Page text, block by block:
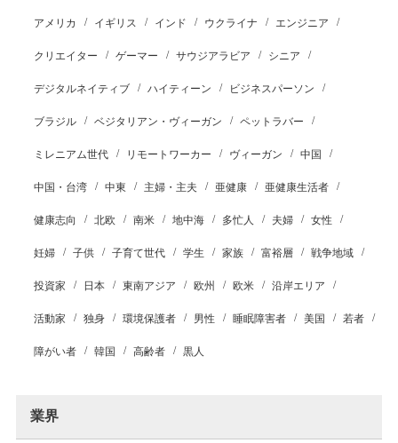
アメリカ イギリス インド ウクライナ エンジニア
クリエイター ゲーマー サウジアラビア シニア
デジタルネイティブ ハイティーン ビジネスパーソン
ブラジル ベジタリアン・ヴィーガン ペットラバー
ミレニアム世代 リモートワーカー ヴィーガン 中国
中国・台湾 中東 主婦・主夫 亜健康 亜健康生活者
健康志向 北欧 南米 地中海 多忙人 夫婦 女性
妊婦 子供 子育て世代 学生 家族 富裕層 戦争地域
投資家 日本 東南アジア 欧州 欧米 沿岸エリア
活動家 独身 環境保護者 男性 睡眠障害者 美国 若者
障がい者 韓国 高齢者 黒人
業界